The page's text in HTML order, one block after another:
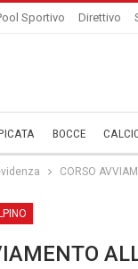
Sportivo Direttivo
BOCCE
CORSO